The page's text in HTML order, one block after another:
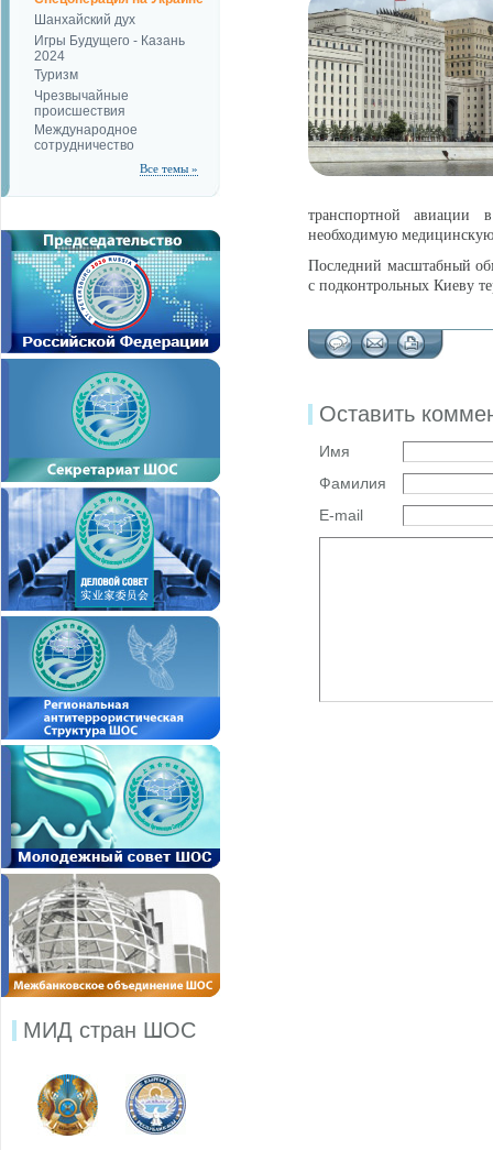
Шанхайский дух
Игры Будущего - Казань
2024
Туризм
Чрезвычайные
происшествия
Международное
сотрудничество
Все темы »
МИД стран ШОС
транспортной
необходимую
Последний масштабный
с подконтрольных Киеву
Оставить
Имя
Фамилия
E-mail